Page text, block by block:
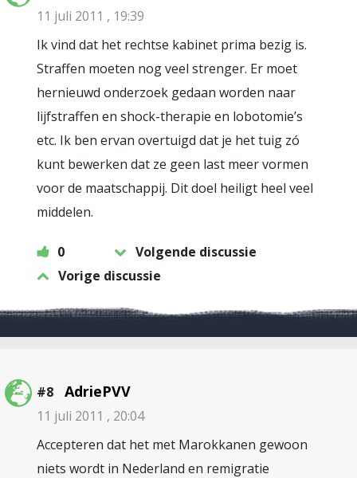
11 juli 2011 , 19:39
Ik vind dat het rechtse kabinet prima bezig is.
Straffen moeten nog veel strenger. Er moet
hernieuwd onderzoek gedaan worden naar
lijfstraffen en shock-therapie en lobotomie’s
etc. Ik ben ervan overtuigd dat je het tuig zó
kunt bewerken dat ze geen last meer vormen
voor de maatschappij. Dit doel heiligt heel veel
middelen.
0
Volgende discussie
Vorige discussie
#8 AdriePVV
11 juli 2011 , 20:04
Accepteren dat het met Marokkanen gewoon
niets wordt in Nederland en remigratie